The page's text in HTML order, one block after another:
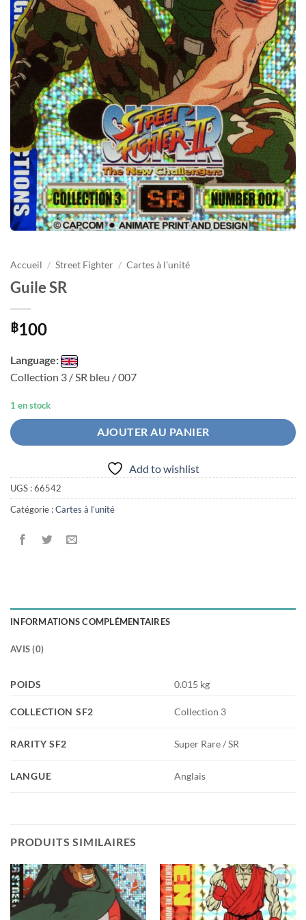
Accueil / Street Fighter / Cartes à l’unité
Guile SR
฿100
Language:
Collection 3 / SR bleu / 007
1 en stock
AJOUTER AU PANIER
Add to wishlist
UGS :66542
Catégorie :Cartes à l’unité
INFORMATIONS COMPLÉMENTAIRES
AVIS (0)
POIDS 0.015 kg
COLLECTION SF2 Collection 3
RARITY SF2 Super Rare / SR
LANGUE Anglais
PRODUITS SIMILAIRES
Add to
wishlist
Add to
wishlist